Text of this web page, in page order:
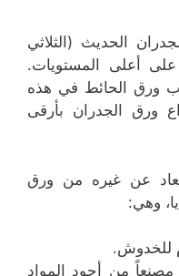
الحديث (الثلاثي
على أعلى المستويات.
ورق الحائط في هذه
ورق الجدران بأرقى
عن غيره من ورق
وهي:
للخدوش.
مصنعاً من أجود المواد